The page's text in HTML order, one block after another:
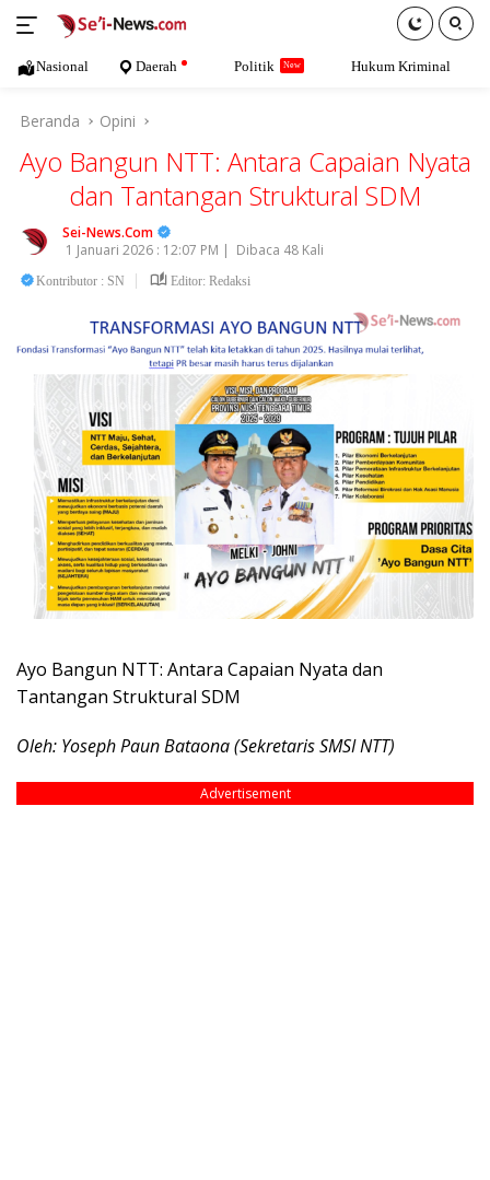
Langsung
kontenNasional Daerah Politik Hukum Kriminal
Beranda Opini
Ayo Bangun NTT: Antara Capaian Nyata
dan Tantangan Struktural SDM
Sei-News.Com
1 Januari 2026 : 12:07 PM | Dibaca 48 Kali
Kontributor : SN Editor: Redaksi
Ayo Bangun NTT: Antara Capaian Nyata dan
Tantangan Struktural SDM
Oleh: Yoseph Paun Bataona (Sekretaris SMSI NTT)
Advertisement